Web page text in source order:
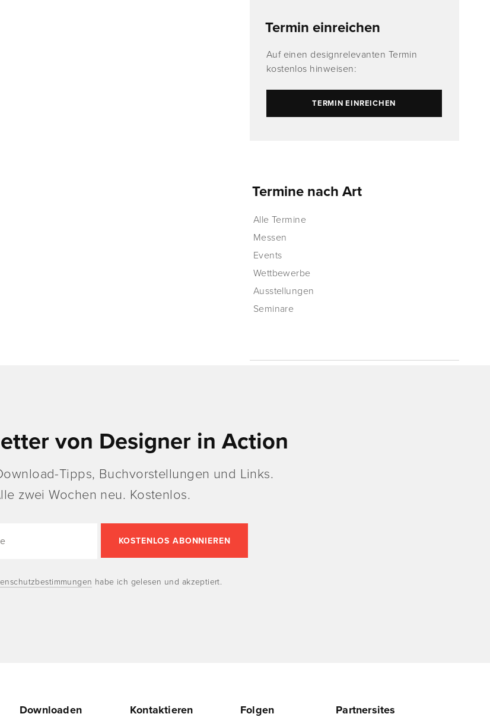
Termin einreichen
Auf einen designrelevanten Termin
kostenlos hinweisen:
TERMIN EINREICHEN
Termine nach Art
Alle Termine
Messen
Events
Wettbewerbe
Ausstellungen
Seminare
von Designer in Action
Tipps, Buchvorstellungen und Links.
zwei Wochen neu. Kostenlos.
habe ich gelesen und akzeptiert.
Downloaden Kontaktieren Folgen Partnersites